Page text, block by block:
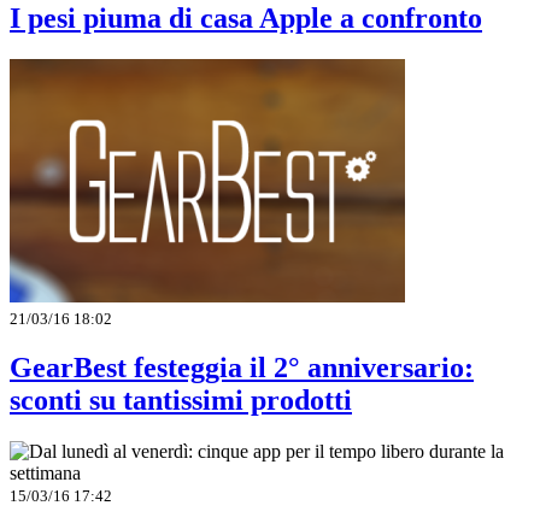
I pesi piuma di casa Apple a confronto
21/03/16 18:02
GearBest festeggia il 2° anniversario:
sconti su tantissimi prodotti
15/03/16 17:42